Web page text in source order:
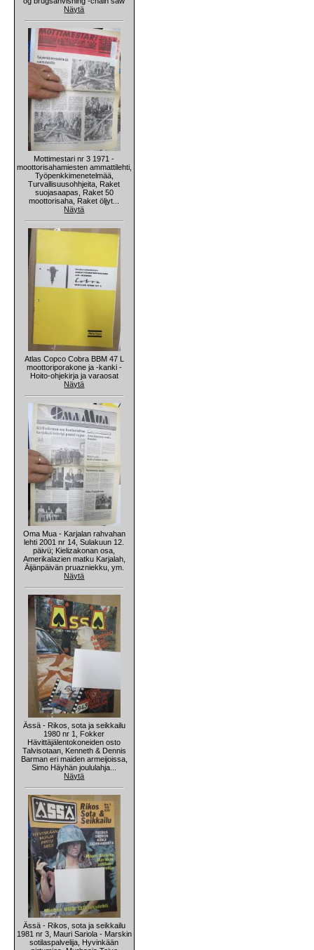
Näytä
Mottimestari nr 3 1971 -
moottorisahamiesten ammattilehti,
Työpenkkimenetelmää,
Turvallisuusohhjeita, Raket
suojasaapas, Raket 50
moottorisaha, Raket öljyt...
Näytä
Atlas Copco Cobra BBM 47 L
moottoriporakone ja -kanki -
Hoito-ohjekirja ja varaosat
Näytä
Oma Mua - Karjalan rahvahan
lehti 2001 nr 14, Sulakuun 12.
päivü; Kielizakonan osa,
Amerikalazien matku Karjalah,
Äijänpäivän pruazniekku, ym.
Näytä
Ässä - Rikos, sota ja seikkailu
1980 nr 1, Fokker
Hävittäjälentokoneiden osto
Talvisotaan, Kenneth & Dennis
Barman eri maiden armeijoissa,
Simo Häyhän joululahja...
Näytä
Ässä - Rikos, sota ja seikkailu
1981 nr 3, Mauri Sariola - Marskin
sotilaspalvelija, Hyvinkään